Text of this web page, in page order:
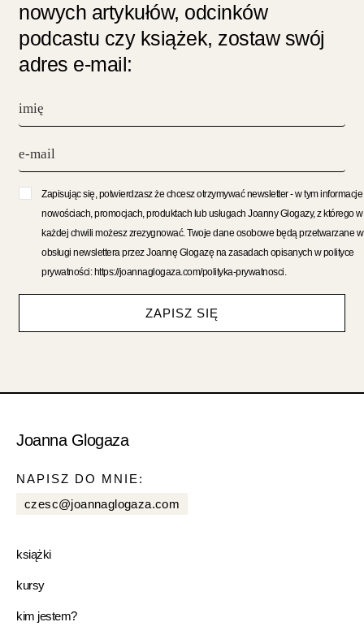
nowych artykułów, odcinków
podcastu czy książek, zostaw swój
adres e-mail:
Zapisując się, potwierdzasz że chcesz otrzymywać newsletter - w tym informacje
nowościach, promocjach, produktach lub usługach Joanny Glogazy, z którego w
każdej chwili możesz zrezygnować. Twoje dane osobowe będą przetwarzane
obsługi newslettera przez Joannę Glogazę na zasadach opisanych w polityce
prywatności: https://joannaglogaza.com/polityka-prywatnosci.
ZAPISZ SIĘ
Joanna Glogaza
NAPISZ DO MNIE:
czesc@joannaglogaza.com
książki
kursy
kim jestem?